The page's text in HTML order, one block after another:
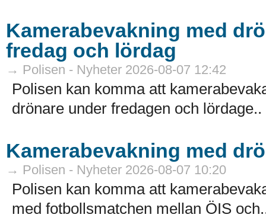
Kamerabevakning med
fredag och lördag
→ Polisen - Nyheter 2026-08-07 12:42
Polisen kan komma att
drönare under fredagen och lördage..
Kamerabevakning med
→ Polisen - Nyheter 2026-08-07 10:20
Polisen kan komma att
med fotbollsmatchen mellan ÖIS